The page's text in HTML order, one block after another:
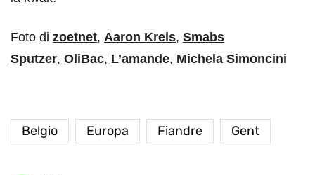
Foto di zoetnet, Aaron Kreis, Smabs
Sputzer, OliBac, L’amande, Michela Simoncini
Belgio Europa Fiandre Gent